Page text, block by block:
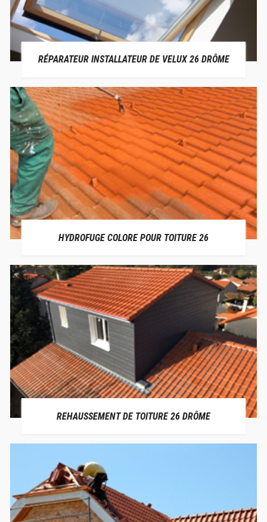
RÉPARATEUR INSTALLATEUR DE VELUX 26 DRÔME
HYDROFUGE COLORE POUR TOITURE 26
REHAUSSEMENT DE TOITURE 26 DRÔME